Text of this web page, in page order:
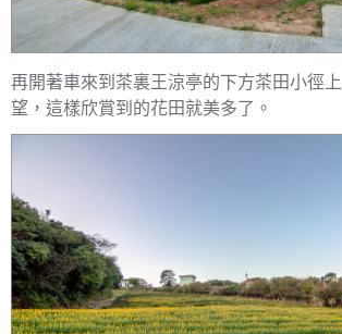
再開著車來到茶裏王涼亭的下方茶田小徑
望，這樣欣賞到的花田就美多了。